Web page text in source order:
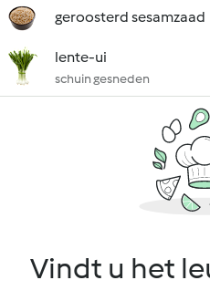
geroosterd sesamzaad
lente-ui
schuin gesneden
Vindt u het